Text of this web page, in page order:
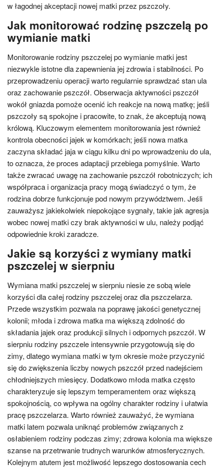
w łagodnej akceptacji nowej matki przez pszczoły.
Jak monitorować rodzinę pszczelą po
wymianie matki
Monitorowanie rodziny pszczelej po wymianie matki jest
niezwykle istotne dla zapewnienia jej zdrowia i stabilności. Po
przeprowadzeniu operacji warto regularnie sprawdzać stan ula
oraz zachowanie pszczół. Obserwacja aktywności pszczół
wokół gniazda pomoże ocenić ich reakcje na nową matkę; jeśli
pszczoły są spokojne i pracowite, to znak, że akceptują nową
królową. Kluczowym elementem monitorowania jest również
kontrola obecności jajek w komórkach; jeśli nowa matka
zaczyna składać jaja w ciągu kilku dni po wprowadzeniu do ula,
to oznacza, że proces adaptacji przebiega pomyślnie. Warto
także zwracać uwagę na zachowanie pszczół robotniczych; ich
współpraca i organizacja pracy mogą świadczyć o tym, że
rodzina dobrze funkcjonuje pod nowym przywództwem. Jeśli
zauważysz jakiekolwiek niepokojące sygnały, takie jak agresja
wobec nowej matki czy brak aktywności w ulu, należy podjąć
odpowiednie kroki zaradcze.
Jakie są korzyści z wymiany matki
pszczelej w sierpniu
Wymiana matki pszczelej w sierpniu niesie ze sobą wiele
korzyści dla całej rodziny pszczelej oraz dla pszczelarza.
Przede wszystkim pozwala na poprawę jakości genetycznej
kolonii; młoda i zdrowa matka ma większą zdolność do
składania jajek oraz produkcji silnych i odpornych pszczół. W
sierpniu rodziny pszczele intensywnie przygotowują się do
zimy, dlatego wymiana matki w tym okresie może przyczynić
się do zwiększenia liczby nowych pszczół przed nadejściem
chłodniejszych miesięcy. Dodatkowo młoda matka często
charakteryzuje się lepszym temperamentem oraz większą
spokojnością, co wpływa na ogólny charakter rodziny i ułatwia
pracę pszczelarza. Warto również zauważyć, że wymiana
matki latem pozwala uniknąć problemów związanych z
osłabieniem rodziny podczas zimy; zdrowa kolonia ma większe
szanse na przetrwanie trudnych warunków atmosferycznych.
Kolejnym atutem jest możliwość lepszego dostosowania cech